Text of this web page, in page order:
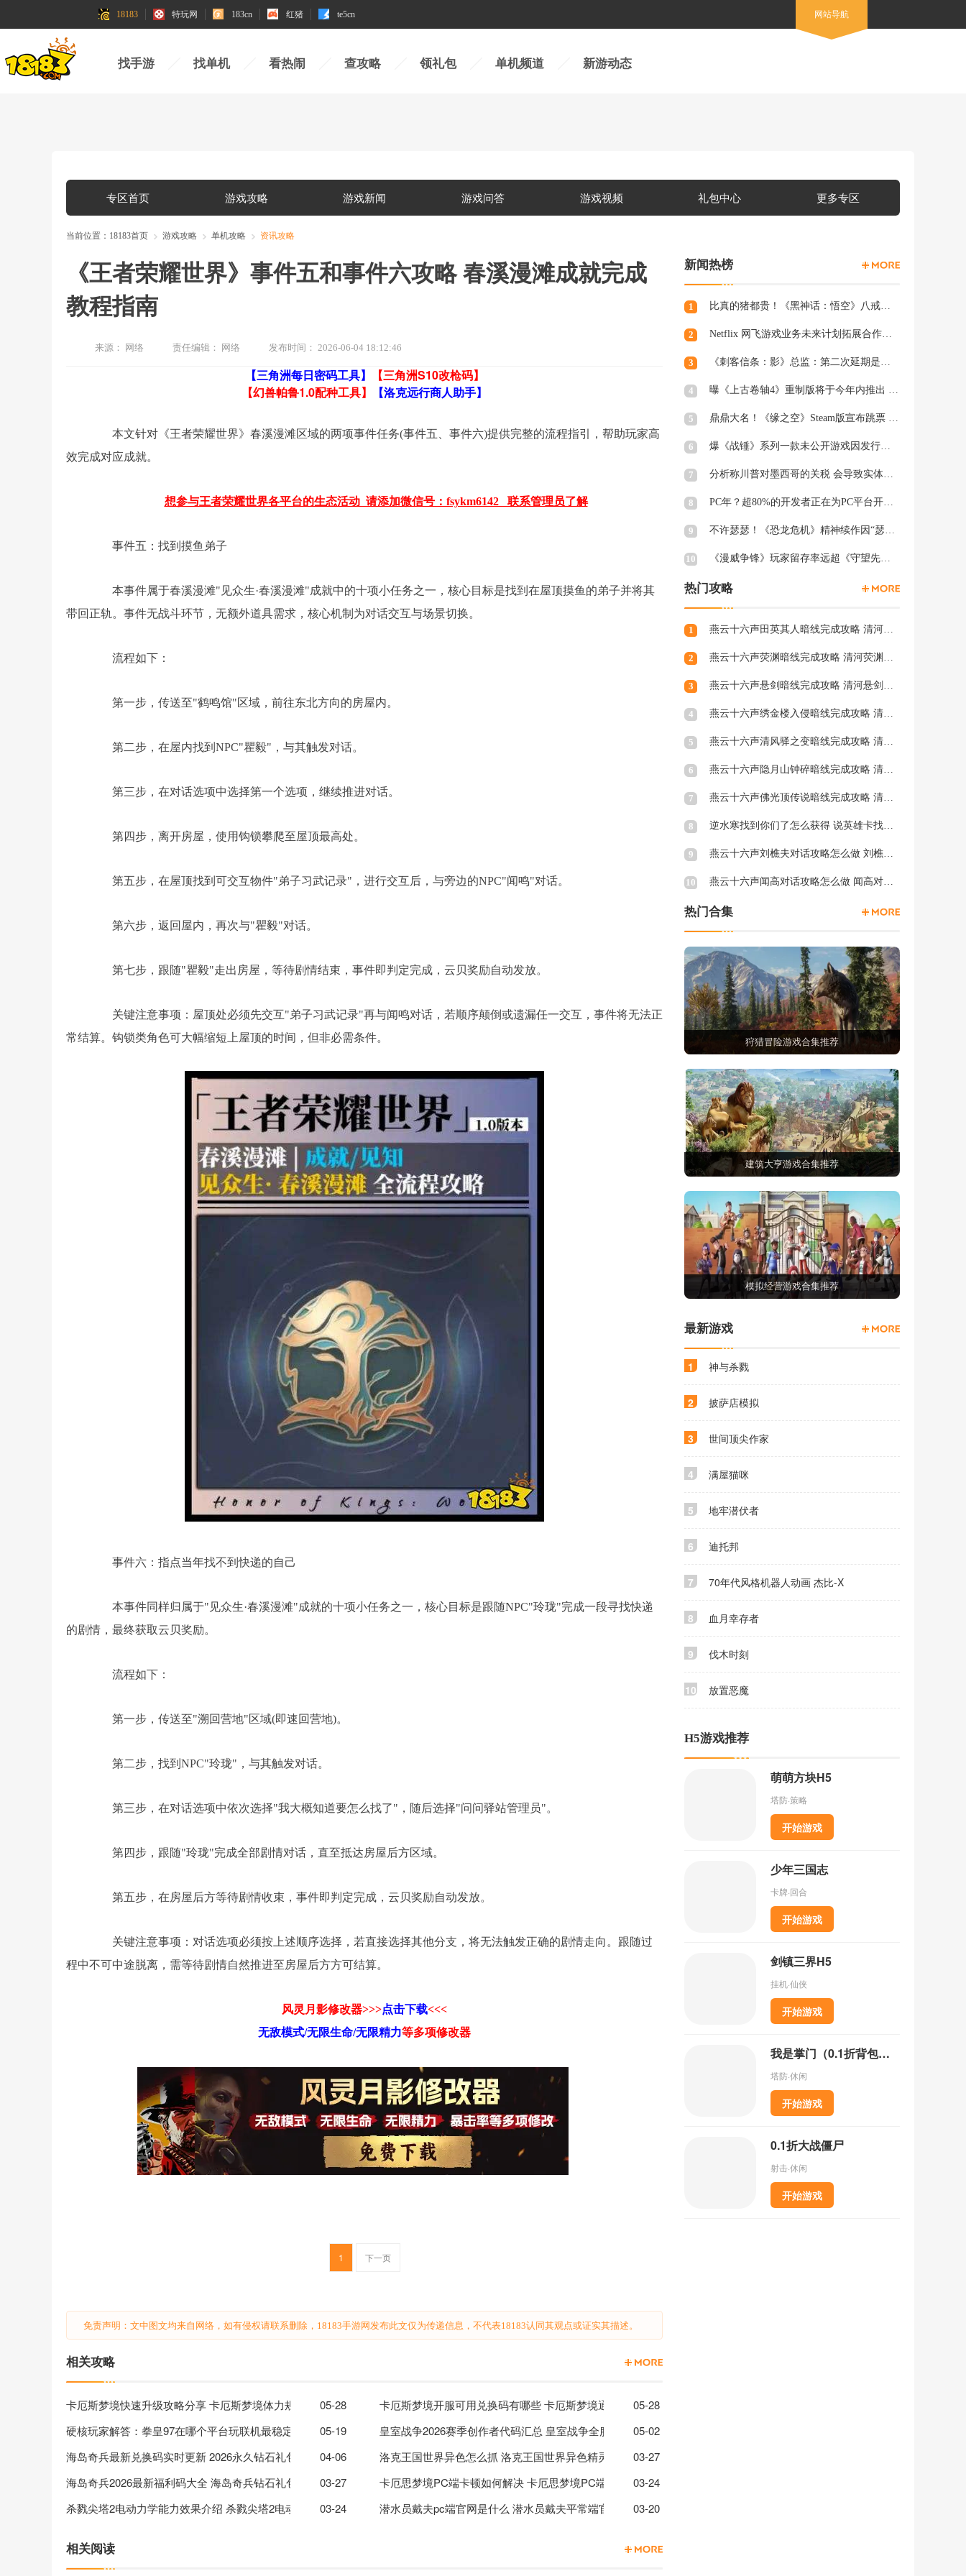
18183 特玩网 183cn 红猪 te5cn 网站导航
找手游 找单机 看热闹 查攻略 领礼包 单机频道 新游动态
专区首页 游戏攻略 游戏新闻 游戏问答 游戏视频 礼包中心 更多专区
当前位置： 18183首页 游戏攻略 单机攻略 资讯攻略
《王者荣耀世界》事件五和事件六攻略 春溪漫滩成就完成
教程指南
来源： 网络 责任编辑： 网络 发布时间： 2026-06-04 18:12:46
【三角洲每日密码工具】
【三角洲S10改枪码】
【幻兽帕鲁1.0配种工具】
【洛克远行商人助手】
本文针对《王者荣耀世界》春溪漫滩区域的两项事件任务(事件五、事件六)提供完整的流程指引，帮助玩家高
效完成对应成就。
想参与王者荣耀世界各平台的生态活动 请添加微信号：fsykm6142 联系管理员了解
事件五：找到摸鱼弟子
本事件属于春溪漫滩"见众生·春溪漫滩"成就中的十项小任务之一，核心目标是找到在屋顶摸鱼的弟子并将其
带回正轨。事件无战斗环节，无额外道具需求，核心机制为对话交互与场景切换。
流程如下：
第一步，传送至"鹤鸣馆"区域，前往东北方向的房屋内。
第二步，在屋内找到NPC"瞿毅"，与其触发对话。
第三步，在对话选项中选择第一个选项，继续推进对话。
第四步，离开房屋，使用钩锁攀爬至屋顶最高处。
第五步，在屋顶找到可交互物件"弟子习武记录"，进行交互后，与旁边的NPC"闻鸣"对话。
第六步，返回屋内，再次与"瞿毅"对话。
第七步，跟随"瞿毅"走出房屋，等待剧情结束，事件即判定完成，云贝奖励自动发放。
关键注意事项：屋顶处必须先交互"弟子习武记录"再与闻鸣对话，若顺序颠倒或遗漏任一交互，事件将无法正
常结算。钩锁类角色可大幅缩短上屋顶的时间，但非必需条件。
事件六：指点当年找不到快递的自己
本事件同样归属于"见众生·春溪漫滩"成就的十项小任务之一，核心目标是跟随NPC"玲珑"完成一段寻找快递
的剧情，最终获取云贝奖励。
流程如下：
第一步，传送至"溯回营地"区域(即速回营地)。
第二步，找到NPC"玲珑"，与其触发对话。
第三步，在对话选项中依次选择"我大概知道要怎么找了"，随后选择"问问驿站管理员"。
第四步，跟随"玲珑"完成全部剧情对话，直至抵达房屋后方区域。
第五步，在房屋后方等待剧情收束，事件即判定完成，云贝奖励自动发放。
关键注意事项：对话选项必须按上述顺序选择，若直接选择其他分支，将无法触发正确的剧情走向。跟随过
程中不可中途脱离，需等待剧情自然推进至房屋后方方可结算。
风灵月影修改器>>>点击下载<<<
无敌模式/无限生命/无限精力等多项修改器
1 下一页
免责声明：文中图文均来自网络，如有侵权请联系删除，18183手游网发布此文仅为传递信息，不代表18183认同其观点或证实其描述。
相关攻略
卡厄斯梦境快速升级攻略分享 卡厄斯梦境体力规划分配推荐介绍
05-28 卡厄斯梦境开服可用兑换码有哪些 卡厄斯梦境通用兑换码一览
05-28
硬核玩家解答：拳皇97在哪个平台玩联机最稳定、无收费套路？
05-19 皇室战争2026赛季创作者代码汇总 皇室战争全服通用兑换码精选
05-02
海岛奇兵最新兑换码实时更新 2026永久钻石礼包使用攻略
04-06 洛克王国世界异色怎么抓 洛克王国世界异色精灵捕捉技巧
03-27
海岛奇兵2026最新福利码大全 海岛奇兵钻石礼包创作者代码
03-27 卡厄思梦境PC端卡顿如何解决 卡厄思梦境PC端卡顿解决攻略
03-24
杀戮尖塔2电动力学能力效果介绍 杀戮尖塔2电动力学能力效果解析一览
03-24 潜水员戴夫pc端官网是什么 潜水员戴夫平常端官网地址一览
03-20
相关阅读
新闻热榜
1 比真的猪都贵！《黑神话：悟空》八戒手办开订：根根分明的猪毛
2 Netflix 网飞游戏业务未来计划拓展合作和家庭类游戏
3 《刺客信条：影》总监：第二次延期是因为屋顶太复杂
4 曝《上古卷轴4》重制版将于今年内推出 虚幻5加持
5 鼎鼎大名！《缘之空》Steam版宣布跳票 将延期至2月28日发售
6 爆《战锤》系列一款未公开游戏因发行商撤资而夭折，开发被迫中断
7 分析称川普对墨西哥的关税 会导致实体游戏价格上涨
8 PC年？超80%的开发者正在为PC平台开发游戏 NS2为8%
9 不许瑟瑟！《恐龙危机》精神续作因“瑟瑟Mod”拒绝登陆PC
10 《漫威争锋》玩家留存率远超《守望先锋2》、《绝地潜兵2》等游戏
热门攻略
1 燕云十六声田英其人暗线完成攻略 清河田英其人暗涌怎么触发
2 燕云十六声荧渊暗线完成攻略 清河荧渊暗涌怎么触发
3 燕云十六声悬剑暗线完成攻略 清河悬剑暗涌怎么触发
4 燕云十六声绣金楼入侵暗线完成攻略 清河绣金楼入侵暗涌怎么触发
5 燕云十六声清风驿之变暗线完成攻略 清河清风驿之变暗涌怎么触发
6 燕云十六声隐月山钟碎暗线完成攻略 清河隐月山钟碎暗涌怎么触发
7 燕云十六声佛光顶传说暗线完成攻略 清河佛光顶传说暗涌怎么触发
8 逆水寒找到你们了怎么获得 说英雄卡找到你们了获得方法
9 燕云十六声刘樵夫对话攻略怎么做 刘樵夫对话结交攻略一览
10 燕云十六声闻高对话攻略怎么做 闻高对话结交攻略一览
热门合集
狩猎冒险游戏合集推荐
建筑大亨游戏合集推荐
模拟经营游戏合集推荐
最新游戏
1 神与杀戮
2 披萨店模拟
3 世间顶尖作家
4 满屋猫咪
5 地牢潜伏者
6 迪托邦
7 70年代风格机器人动画 杰比-X
8 血月幸存者
9 伐木时刻
10 放置恶魔
H5游戏推荐
萌萌方块H5
塔防·策略
开始游戏
少年三国志
卡牌·回合
开始游戏
剑镇三界H5
挂机·仙侠
开始游戏
我是掌门（0.1折背包乱斗）
塔防·休闲
开始游戏
0.1折大战僵尸
射击·休闲
开始游戏